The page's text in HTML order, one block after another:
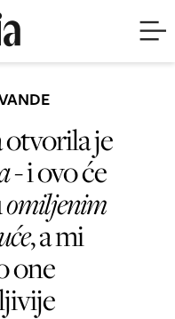
je
- i ovo će
omiljenim
, a mi
one